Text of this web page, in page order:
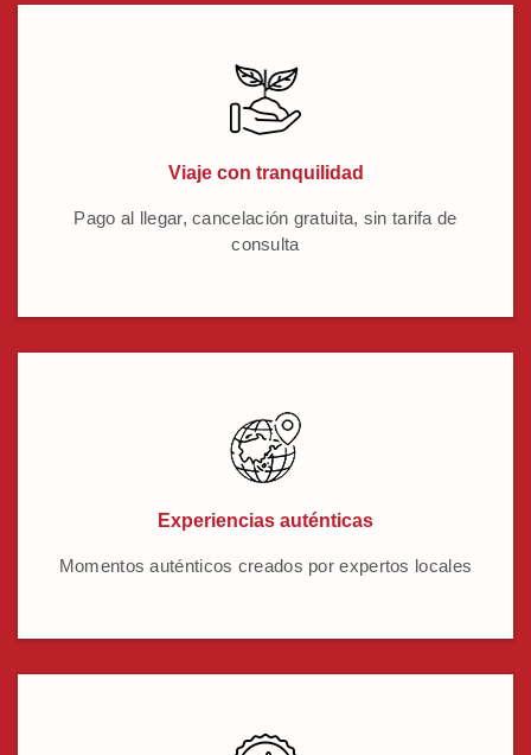
Viaje con tranquilidad
Pago al llegar, cancelación gratuita, sin tarifa de
consulta
Experiencias auténticas
Momentos auténticos creados por expertos locales